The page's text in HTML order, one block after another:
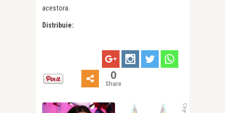
acestora.
Distribuie:
0
Share